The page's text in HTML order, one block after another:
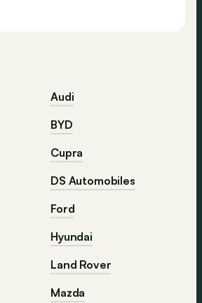
Audi
BYD
Cupra
DS Automobiles
Ford
Hyundai
Land Rover
Mazda